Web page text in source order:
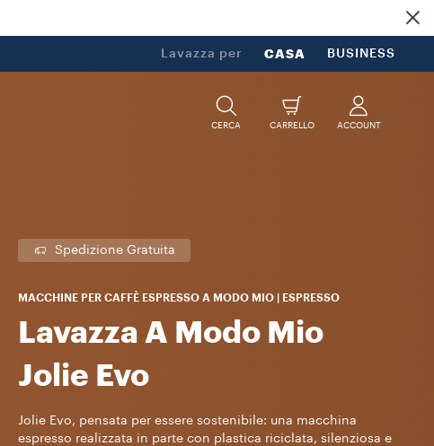
Lavazza per CASA BUSINESS
CERCA CARRELLO ACCOUNT
Spedizione Gratuita
MACCHINE PER CAFFÈ ESPRESSO A MODO MIO | ESPRESSO
Lavazza A Modo Mio
Jolie Evo
Jolie Evo, pensata per essere sostenibile: una macchina
espresso realizzata in parte con plastica riciclata, silenziosa e